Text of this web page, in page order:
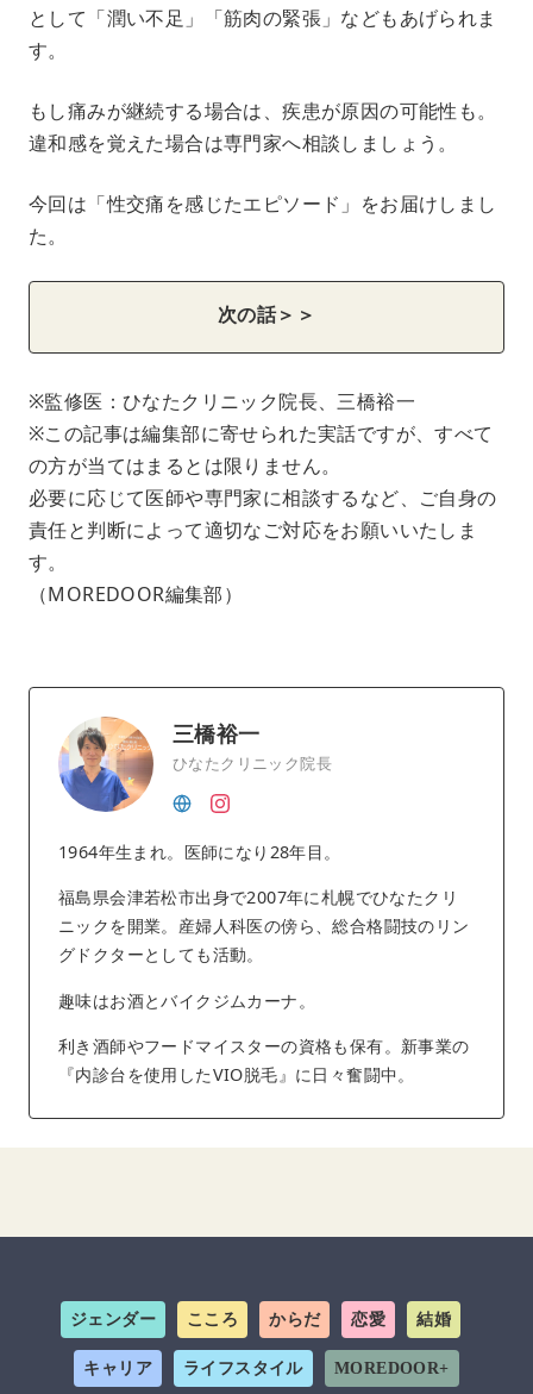
として「潤い不足」「筋肉の緊張」などもあげられま
す。
もし痛みが継続する場合は、疾患が原因の可能性も。
違和感を覚えた場合は専門家へ相談しましょう。
今回は「性交痛を感じたエピソード」をお届けしまし
た。
次の話＞＞
※監修医：ひなたクリニック院長、三橋裕一
※この記事は編集部に寄せられた実話ですが、すべて
の方が当てはまるとは限りません。
必要に応じて医師や専門家に相談するなど、ご自身の
責任と判断によって適切なご対応をお願いいたしま
す。
（MOREDOOR編集部）
三橋裕一
ひなたクリニック院長
1964年生まれ。医師になり28年目。
福島県会津若松市出身で2007年に札幌でひなたクリ
ニックを開業。産婦人科医の傍ら、総合格闘技のリン
グドクターとしても活動。
趣味はお酒とバイクジムカーナ。
利き酒師やフードマイスターの資格も保有。新事業の
『内診台を使用したVIO脱毛』に日々奮闘中。
ジェンダー こころ からだ 恋愛 結婚
キャリア ライフスタイル MOREDOOR+